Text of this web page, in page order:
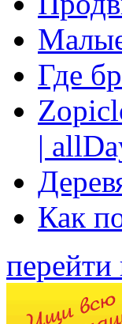
Где
|
Как